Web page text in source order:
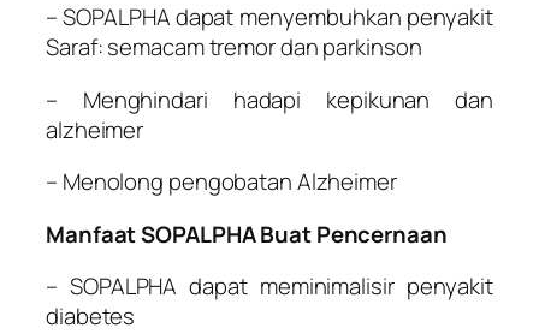
– SOPALPHA dapat menyembuhkan penyakit
Saraf: semacam tremor dan parkinson
– Menghindari hadapi kepikunan dan
alzheimer
– Menolong pengobatan Alzheimer
Manfaat SOPALPHA Buat Pencernaan
– SOPALPHA dapat meminimalisir penyakit
diabetes